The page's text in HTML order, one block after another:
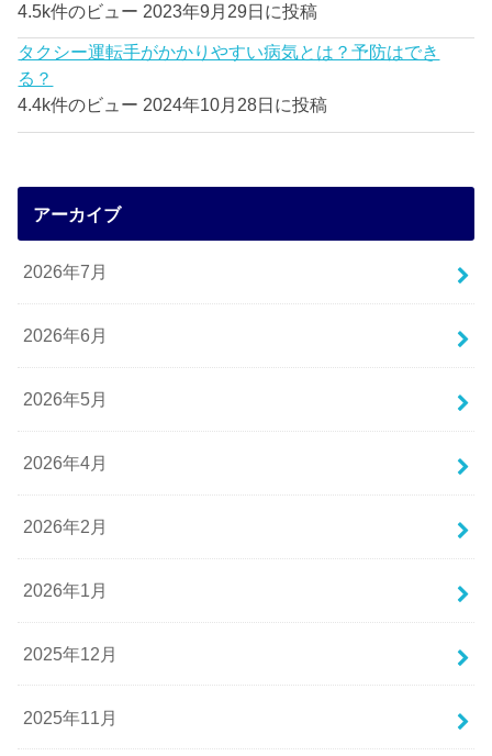
4.5k件のビュー 2023年9月29日に投稿
タクシー運転手がかかりやすい病気とは？予防はでき
る？
4.4k件のビュー 2024年10月28日に投稿
アーカイブ
2026年7月
2026年6月
2026年5月
2026年4月
2026年2月
2026年1月
2025年12月
2025年11月